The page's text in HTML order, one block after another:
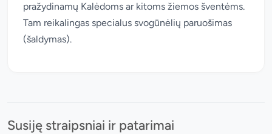
pražydinamų Kalėdoms ar kitoms žiemos šventėms.
Tam reikalingas specialus svogūnėlių paruošimas
(šaldymas).
Susiję straipsniai ir patarimai